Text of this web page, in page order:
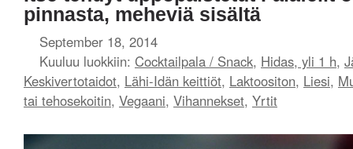
pinnasta, meheviä sisältä
September 18, 2014
Kuuluu luokkiin: Cocktailpala / Snack, Hidas, yli 1 h,
Keskivertotaidot, Lähi-Idän keittiöt, Laktoositon, Liesi,
tai tehosekoitin, Vegaani, Vihannekset, Yrtit